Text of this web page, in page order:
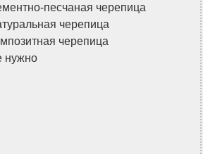
песчаная черепица
черепица
черепица
нужно